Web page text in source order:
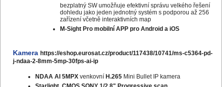
bezplatný SW umožňuje efektivní správu velkého řešení
dohledu jako jeden jednotný systém s podporou až 256
zařízení včetně interaktivních map
M-Sight Pro mobilní APP pro Android a iOS
Kamera https://eshop.eurosat.cz/product/117438/10741/ms-c5364-pd-
j-ndaa-2-8mm-5mp-30fps-ai-ip
NDAA AI 5MPX venkovní H.265 Mini Bullet IP kamera